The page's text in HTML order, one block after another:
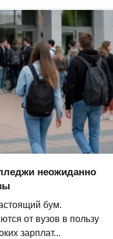
неожиданно
бум.
от вузов в пользу
зарплат...